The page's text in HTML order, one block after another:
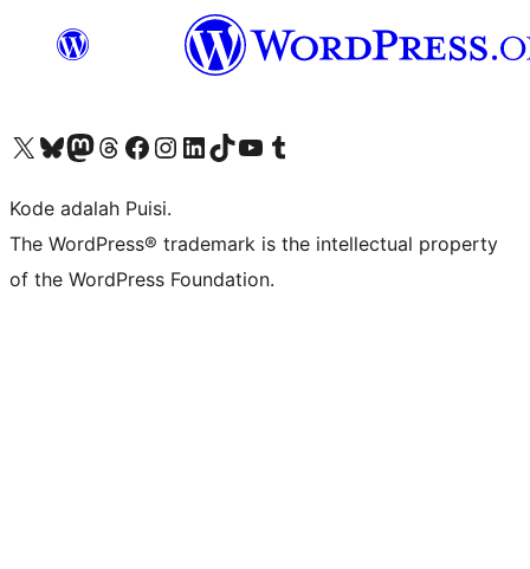
Kunjungi akun X (sebelumnya Twitter) kamiVisit our Bluesky account
Kunjungi akun Mastodon kami
Visit our Threads account
Kunjungi halaman Facebook kamiKunjungi akun Instagram kamiKunjungi akun LinkedIn kami
Visit our TikTok account
Kunjungi channel YouTube kamiVisit our Tumblr account
Kode adalah Puisi.
The WordPress® trademark is the intellectual property
of the WordPress Foundation.